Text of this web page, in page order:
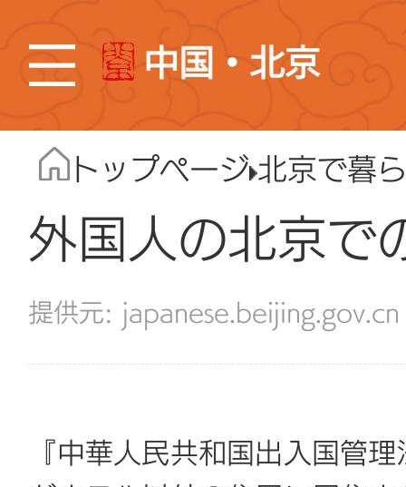
中国・北京
トップページ 北京で暮
外国人の北京で
japanese.beijing.gov.cn
『中華人民共和国出入国管